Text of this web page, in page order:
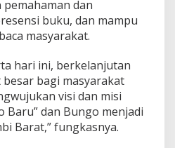
dan
buku, dan mampu
masyarakat.
hari ini, berkelanjutan
bagi masyarakat
visi dan misi
Baru” dan Bungo menjadi
Barat,” fungkasnya.